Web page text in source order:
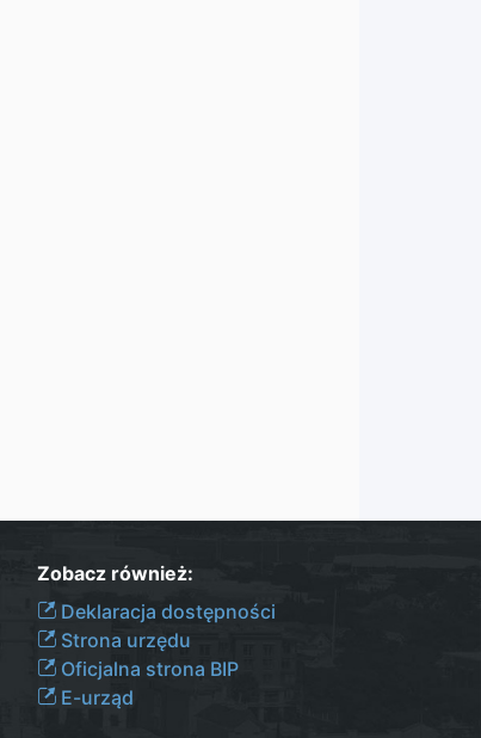
Zobacz również:
Deklaracja dostępności
Strona urzędu
Oficjalna strona BIP
E-urząd